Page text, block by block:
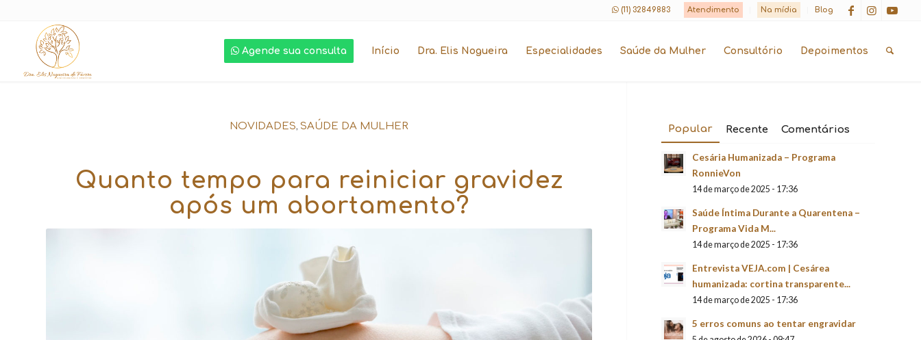
Atendimento Na mídia Blog
(11) 32849883
Agende sua consulta Início Dra. Elis Nogueira Especialidades Saúde da Mulher Consultório Depoimentos
NOVIDADES, SAÚDE DA MULHER
Quanto tempo para reiniciar gravidez
após um abortamento?
Popular Recente Comentários
Cesária Humanizada – Programa
RonnieVon
14 de março de 2025 - 17:36
Saúde Íntima Durante a Quarentena –
Programa Vida M...
14 de março de 2025 - 17:36
Entrevista VEJA.com | Cesárea
humanizada: cortina transparente...
14 de março de 2025 - 17:36
5 erros comuns ao tentar engravidar